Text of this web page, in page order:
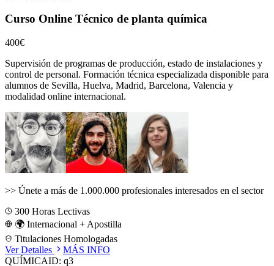
Curso Online Técnico de planta química
400€
Supervisión de programas de producción, estado de instalaciones y
control de personal. Formación técnica especializada disponible para
alumnos de Sevilla, Huelva, Madrid, Barcelona, Valencia y
modalidad online internacional.
>> Únete a más de 1.000.000 profesionales interesados en el sector
300 Horas Lectivas
🌍 Internacional + Apostilla
Titulaciones Homologadas
Ver Detalles
MÁS INFO
QUÍMICAID: q3